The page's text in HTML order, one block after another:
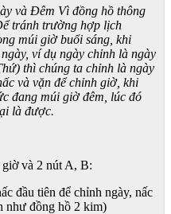
và Đêm Vì đồng hồ thông
tránh trường hợp lịch
múi giờ buổi sáng, khi
ví dụ ngày chỉnh là ngày
thì chúng ta chỉnh là ngày
và vặn để chỉnh giờ, khi
đang múi giờ đêm, lúc đó
là được.
và 2 nút A, B:
đầu tiên để chỉnh ngày, nấc
như đồng hồ 2 kim)